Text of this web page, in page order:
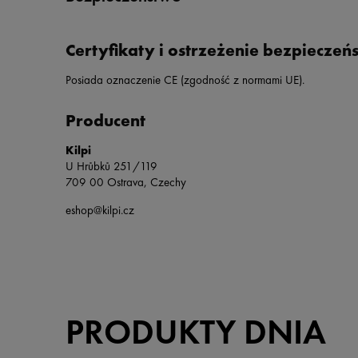
Certyfikaty i ostrzeżenie
Posiada oznaczenie CE (zgodność z normami UE).
Producent
Kilpi
U Hrůbků 251/119
709 00 Ostrava, Czechy
eshop@kilpi.cz
PRODUKTY DNIA